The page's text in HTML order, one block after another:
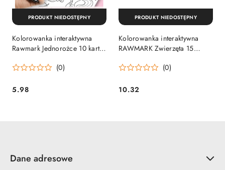
Kolorowanka interaktywna
Rawmark Jednorożce 10 kartek
telefon AR BOX(0)
Cena:
5.98
PRODUKT NIEDOSTĘPNY
Kolorowanka interaktywna
RAWMARK Zwierzęta 15
na telefon AR BOX
(0)
Cena:
10.32
PRODUKT NIEDOSTĘPNY
Dane adresowe